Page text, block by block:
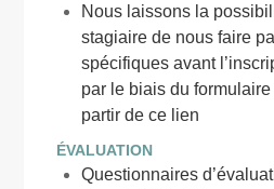
Nous laissons la
stagiaire de nous faire
spécifiques avant
par le biais du
partir dece lien
ÉVALUATION
Questionnaires